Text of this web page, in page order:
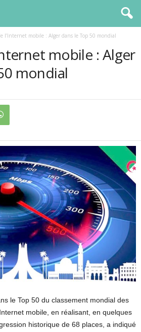
l’Internet mobile : Alger dans le Top 50 mondial
mobile : Alger
mondial
le Top 50 du classement mondial des
mobile, en réalisant, en quelques
historique de 68 places, a indiqué